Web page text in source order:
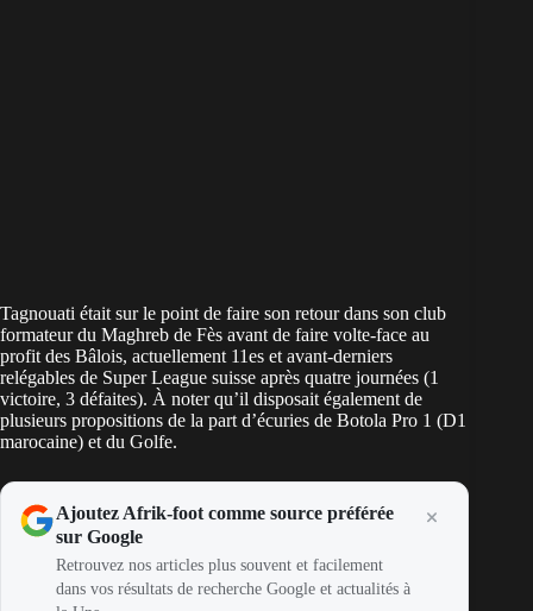
Tagnouati était sur le point de faire son retour dans son club
formateur du Maghreb de Fès avant de faire volte-face au
profit des Bâlois, actuellement 11es et avant-derniers
relégables de Super League suisse après quatre journées (1
victoire, 3 défaites). À noter qu’il disposait également de
plusieurs propositions de la part d’écuries de Botola Pro 1 (D1
marocaine) et du Golfe.
Ajoutez Afrik-foot comme source préférée
sur Google
Retrouvez nos articles plus souvent et facilement
dans vos résultats de recherche Google et actualités à